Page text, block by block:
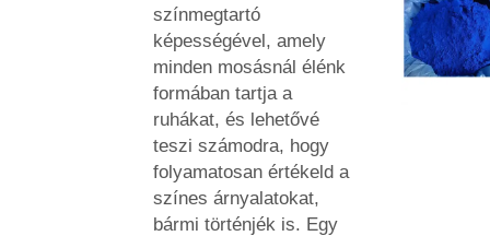
színmegtartó
képességével, amely
minden mosásnál élénk
formában tartja a
ruhákat, és lehetővé
teszi számodra, hogy
folyamatosan értékeld a
színes árnyalatokat,
bármi történjék is. Egy